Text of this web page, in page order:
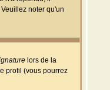
noter qu'un
lors de la
profil (vous pourrez